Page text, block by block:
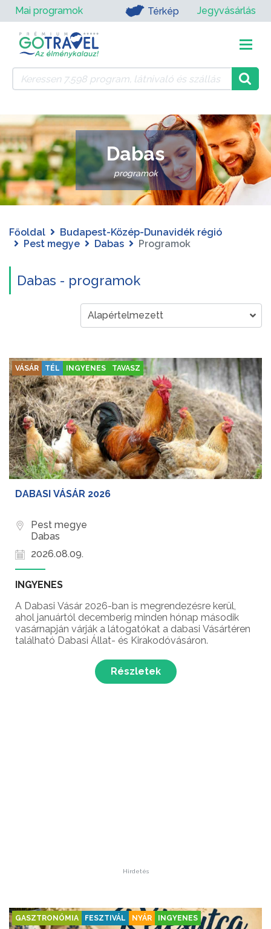
Mai programok Térkép Jegyvásárlás
Dabas
programok
Főoldal
Budapest-Közép-Dunavidék régió
Pest megye
Dabas Programok
Dabas - programok
VÁSÁR TÉL INGYENES TAVASZ
DABASI VÁSÁR 2026
Pest megye
Dabas
2026.08.09.
INGYENES
A Dabasi Vásár 2026-ban is megrendezésre kerül,
ahol januártól decemberig minden hónap második
vasárnapján várják a látogatókat a dabasi Vásártéren
található Dabasi Állat- és Kirakodóvásáron.
Részletek
Hirdetés
GASZTRONÓMIA FESZTIVÁL NYÁR INGYENES